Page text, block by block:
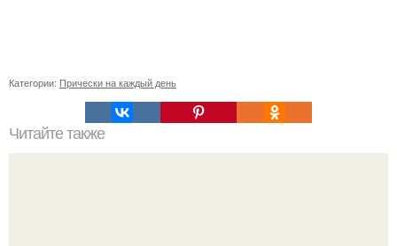
Категории: Прически на каждый день
Читайте также